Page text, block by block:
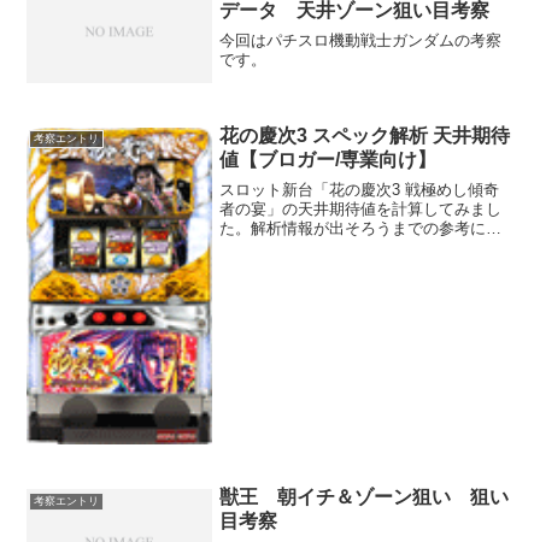
データ 天井ゾーン狙い目考察
今回はパチスロ機動戦士ガンダムの考察
です。
考察エントリ
花の慶次3 スペック解析 天井期待
値【ブロガー/専業向け】
スロット新台「花の慶次3 戦極めし傾奇
者の宴」の天井期待値を計算してみまし
た。解析情報が出そろうまでの参考にど
考察エントリ
獣王 朝イチ＆ゾーン狙い 狙い
目考察